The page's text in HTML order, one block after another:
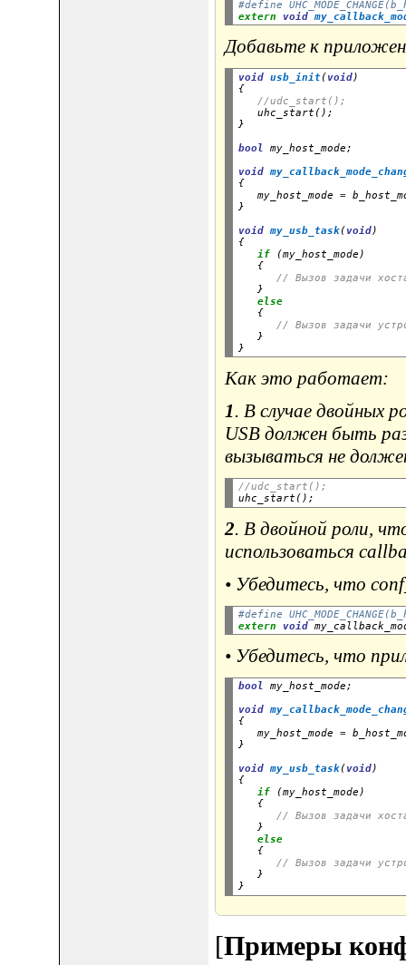
#define
extern
void
Добавьте к
void usb_init(void)
{
//udc_start();
   uhc_start();
}
bool
my_host_mode;
void
{
   my_host_mode
=
}
void my_usb_task(void)
{
if (my_host_mode)
   {
// Вызов задачи
   }
else
   {
// Вызов задачи
   }
Как это работает:
1. В случае двойных
USB должен быть
вызываться не
//udc_start();
2. В двойной роли,
использоваться
• Убедитесь, что
#define
extern
void
• Убедитесь, что
bool
my_host_mode;
void
{
   my_host_mode
=
}
void my_usb_task( void)
{
if (my_host_mode)
   {
// Вызов задачи
   }
else
   {
// Вызов задачи
   }
[Примеры